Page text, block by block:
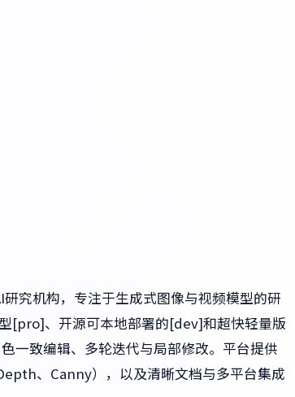
究机构，专注于生成式图像与视频模型的研
[pro]、开源可本地部署的[dev]和超快轻量版
一致编辑、多轮迭代与局部修改。平台提供
、Canny），以及清晰文档与多平台集成